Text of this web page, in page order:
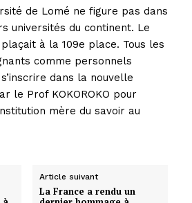
de Lomé ne figure pas dans
universités du continent. Le
à la 109e place. Tous les
comme personnels
dans la nouvelle
le Prof KOKOROKO pour
mère du savoir au
Article suivant
La France a rendu un